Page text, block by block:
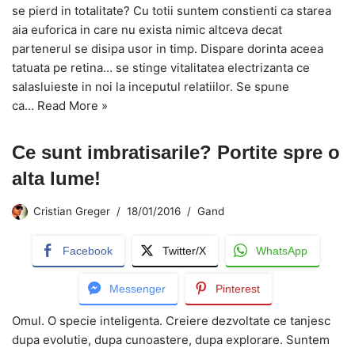
se pierd in totalitate? Cu totii suntem constienti ca starea
aia euforica in care nu exista nimic altceva decat
partenerul se disipa usor in timp. Dispare dorinta aceea
tatuata pe retina… se stinge vitalitatea electrizanta ce
salasluieste in noi la inceputul relatiilor. Se spune
ca… Read More »
Ce sunt imbratisarile? Portite spre o
alta lume!
Cristian Greger 18/01/2016 Gand
Facebook Twitter/X WhatsApp
Messenger Pinterest
Omul. O specie inteligenta. Creiere dezvoltate ce tanjesc
dupa evolutie, dupa cunoastere, dupa explorare. Suntem